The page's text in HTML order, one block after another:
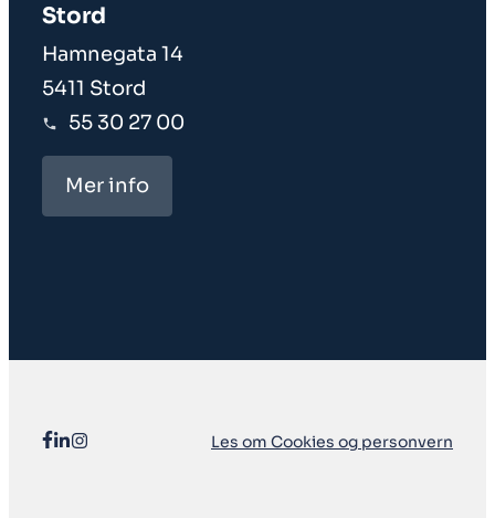
Stord
Hamnegata 14
5411 Stord
55 30 27 00
Mer info
Les om Cookies og personvern